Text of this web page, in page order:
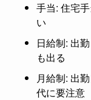
手当: 住宅
い
日給制: 出
も出る
月給制: 出
代に要注意